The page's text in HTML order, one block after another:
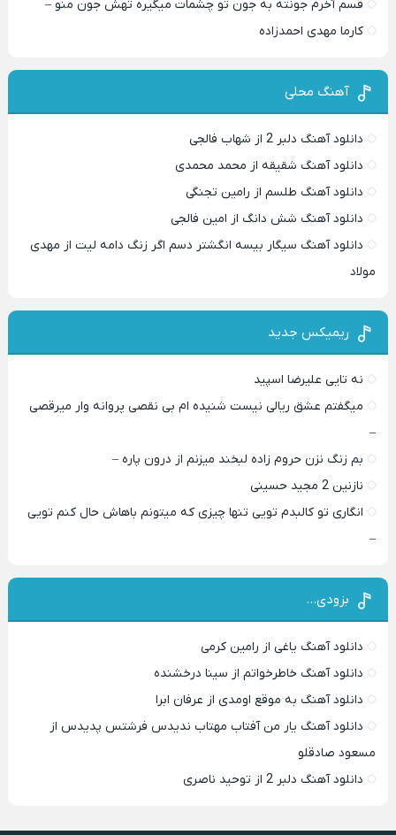
قسم آخرم جونته به جون تو چشمات میگیره تهش جون منو –
کارما مهدی احمدزاده
آهنگ محلی
دانلود آهنگ دلبر 2 از شهاب فالجی
دانلود آهنگ شقیقه از محمد محمدی
دانلود آهنگ طلسم از رامین تجنگی
دانلود آهنگ شش دانگ از امین فالجی
دانلود آهنگ سیگار بیسه انگشتر دسم اگر زنگ دامه لیت از مهدی
مولاد
ریمیکس جدید
نه تایی علیرضا اسپید
میگفتم عشق ریالی نیست شنیده ام بی نقصی پروانه وار میرقصی
–
بم زنگ نزن حروم زاده لبخند میزنم از درون پاره –
نازنین 2 مجید حسینی
انگاری تو کالبدم تویی تنها چیزی که میتونم باهاش حال کنم تویی
–
بزودی…
دانلود آهنگ یاغی از رامین کرمی
دانلود آهنگ خاطرخواتم از سینا درخشنده
دانلود آهنگ به موقع اومدی از عرفان ابرا
دانلود آهنگ یار من آفتاب مهتاب ندیدس فرشتس پدیدس از
مسعود صادقلو
دانلود آهنگ دلبر 2 از توحید ناصری